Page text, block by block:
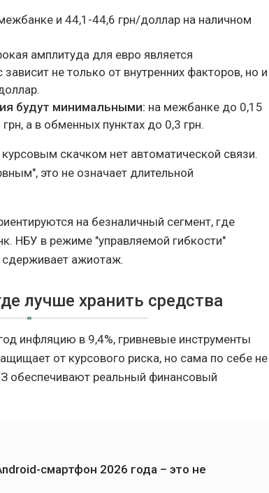
и 44,1-44,6 грн/доллар на наличном
амплитуда для евро является
зависит не только от внутренних факторов, но и
будут минимальными: на межбанке до 0,15
а в обменных пунктах до 0,3 грн.
скачком нет автоматической связи.
это не означает длительной
на безналичный сегмент, где
НБУ в режиме "управляемой гибкости"
сдерживает ажиотаж.
лучше хранить средства
инфляцию в 9,4%, гривневые инструменты
от курсового риска, но сама по себе не
обеспечивают реальный финансовый
смартфон 2026 года – это не